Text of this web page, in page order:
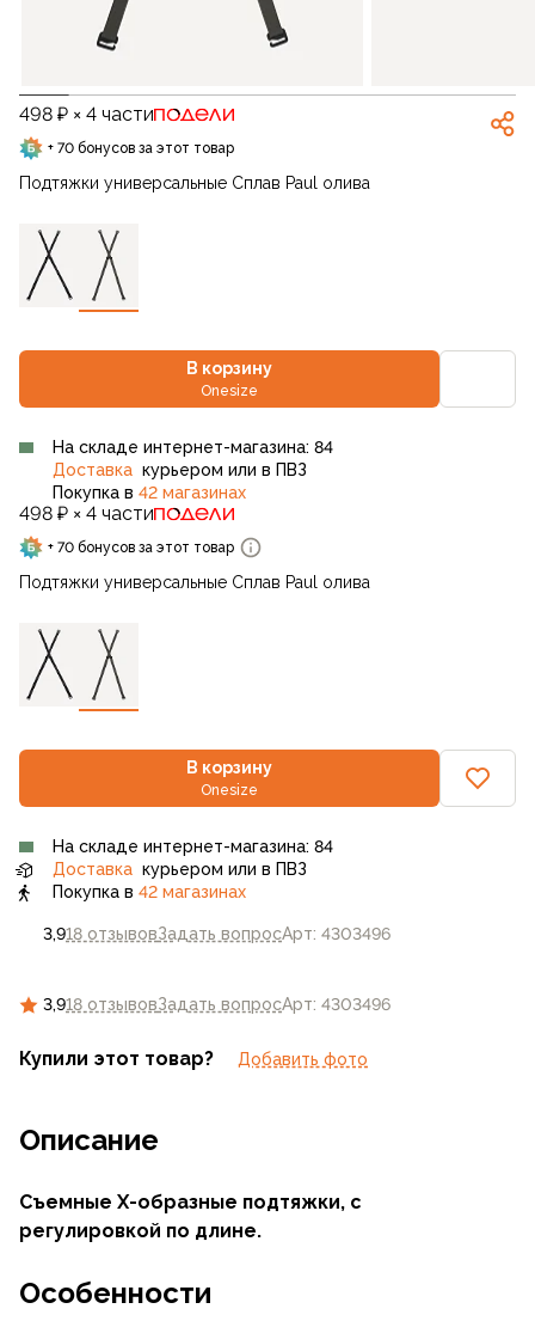
498 ₽ × 4 части
+ 70 бонусов за этот товар
Подтяжки универсальные Сплав Paul олива
В корзину
Onesize
3,918 отзывовЗадать вопросАрт: 4303496
На складе интернет-магазина: 84
Доставка курьером или в ПВЗ
Покупка в 42 магазинах
498 ₽ × 4 части
+ 70 бонусов за этот товар
Подтяжки универсальные Сплав Paul олива
В корзину
Onesize
3,918 отзывовЗадать вопросАрт: 4303496
На складе интернет-магазина: 84
Доставка курьером или в ПВЗ
Покупка в 42 магазинах
Купили этот товар? Добавить фото
Описание
Съемные X-образные подтяжки, с
регулировкой по длине.
Особенности